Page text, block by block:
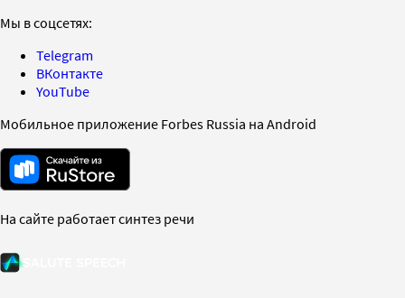
Мы в соцсетях:
Telegram
ВКонтакте
YouTube
Мобильное приложение Forbes Russia на Android
На сайте работает синтез речи